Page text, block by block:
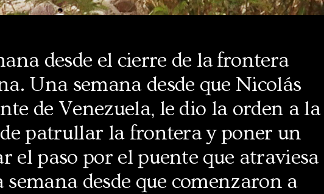
desde el cierre de la frontera
Una semana desde que Nicolás
de Venezuela, le dio la orden a la
patrullar la frontera y poner un
el paso por el puente que atraviesa
desde que comenzaron a